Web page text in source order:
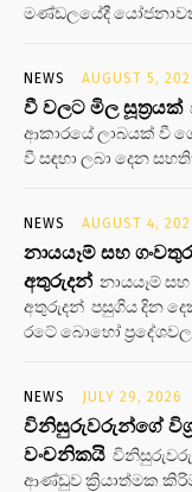
මණ්ඩලයේදී
NEWS AUGUST 5,
වී වලට මිල සූත්‍රයක්
ආකාරයේ ලාබයක් වී
වී සඳහා ලබා දෙන
NEWS AUGUST 4,
නායයෑම් සහ
අතුරුදන් නායයෑම්
අතුරුදන් පසුගිය දින
රටේ බොහෝ
NEWS JULY 29, 2026
විනිසුරුවරුන්ගේ
වංචනිකයි
ආණ්ඩුව ක්‍රියාත්මක